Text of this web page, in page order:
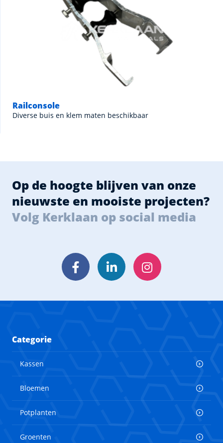
Railconsole
Diverse buis en klem maten beschikbaar
Op de hoogte blijven van onze
nieuwste en mooiste projecten?
Volg Kerklaan op social media
FacebookLinkedInInstagram
Categorie
Kassen
Bloemen
Potplanten
Groenten